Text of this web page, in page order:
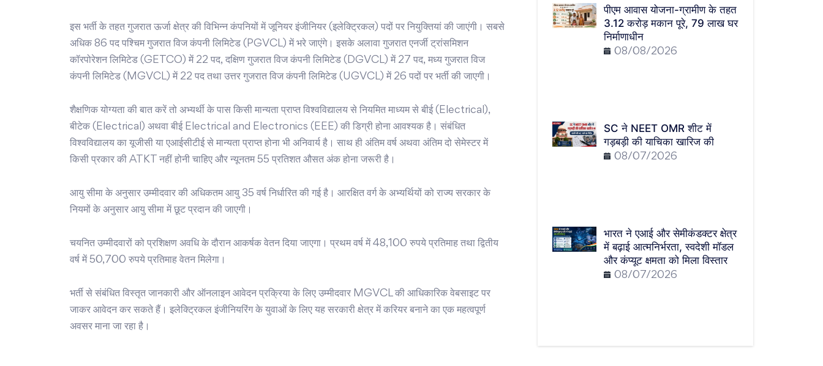
इस भर्ती के तहत गुजरात ऊर्जा क्षेत्र की विभिन्न कंपनियों में जूनियर इंजीनियर (इलेक्ट्रिकल) पदों पर नियुक्तियां की जाएंगी। सबसे
अधिक 86 पद पश्चिम गुजरात विज कंपनी लिमिटेड (PGVCL) में भरे जाएंगे। इसके अलावा गुजरात एनर्जी ट्रांसमिशन
कॉरपोरेशन लिमिटेड (GETCO) में 22 पद, दक्षिण गुजरात विज कंपनी लिमिटेड (DGVCL) में 27 पद, मध्य गुजरात विज
कंपनी लिमिटेड (MGVCL) में 22 पद तथा उत्तर गुजरात विज कंपनी लिमिटेड (UGVCL) में 26 पदों पर भर्ती की जाएगी।
शैक्षणिक योग्यता की बात करें तो अभ्यर्थी के पास किसी मान्यता प्राप्त विश्वविद्यालय से नियमित माध्यम से बीई (Electrical),
बीटेक (Electrical) अथवा बीई Electrical and Electronics (EEE) की डिग्री होना आवश्यक है। संबंधित
विश्वविद्यालय का यूजीसी या एआईसीटीई से मान्यता प्राप्त होना भी अनिवार्य है। साथ ही अंतिम वर्ष अथवा अंतिम दो सेमेस्टर में
किसी प्रकार की ATKT नहीं होनी चाहिए और न्यूनतम 55 प्रतिशत औसत अंक होना जरूरी है।
आयु सीमा के अनुसार उम्मीदवार की अधिकतम आयु 35 वर्ष निर्धारित की गई है। आरक्षित वर्ग के अभ्यर्थियों को राज्य सरकार के
नियमों के अनुसार आयु सीमा में छूट प्रदान की जाएगी।
चयनित उम्मीदवारों को प्रशिक्षण अवधि के दौरान आकर्षक वेतन दिया जाएगा। प्रथम वर्ष में 48,100 रुपये प्रतिमाह तथा द्वितीय
वर्ष में 50,700 रुपये प्रतिमाह वेतन मिलेगा।
भर्ती से संबंधित विस्तृत जानकारी और ऑनलाइन आवेदन प्रक्रिया के लिए उम्मीदवार MGVCL की आधिकारिक वेबसाइट पर
जाकर आवेदन कर सकते हैं। इलेक्ट्रिकल इंजीनियरिंग के युवाओं के लिए यह सरकारी क्षेत्र में करियर बनाने का एक महत्वपूर्ण
अवसर माना जा रहा है।
पीएम आवास योजना-ग्रामीण के तहत
3.12 करोड़ मकान पूरे, 79 लाख घर
निर्माणाधीन
08/08/2026
SC ने NEET OMR शीट में
गड़बड़ी की याचिका खारिज की
08/07/2026
भारत ने एआई और सेमीकंडक्टर क्षेत्र
में बढ़ाई आत्मनिर्भरता, स्वदेशी मॉडल
और कंप्यूट क्षमता को मिला विस्तार
08/07/2026